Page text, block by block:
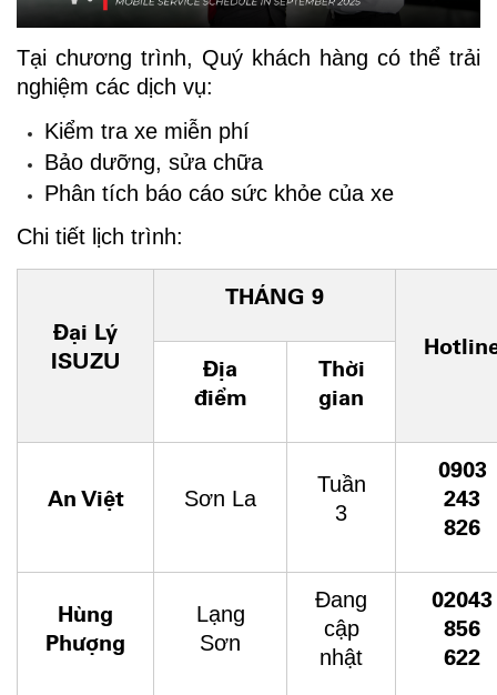
Tại chương trình, Quý khách hàng có thể trải
nghiệm các dịch vụ:
Kiểm tra xe miễn phí
Bảo dưỡng, sửa chữa
Phân tích báo cáo sức khỏe của xe
Chi tiết lịch trình:
Đại Lý
ISUZU
THÁNG 9
Địa
điểm
Thời
gian
An Việt Sơn La
Tuần
3
0903
243
826
Hùng
Phượng
Lạng
Sơn
Đang
cập
nhật
02043
856
622